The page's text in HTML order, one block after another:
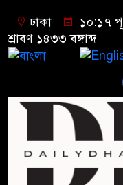
ঢাকা
১০:১৭
শ্রাবণ ১৪৩৩ বঙ্গাব্দ